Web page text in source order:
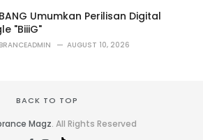
Umumkan Perilisan Digital
"BiiiG"
AUGUST 10, 2026
BACK TO TOP
Magz. All Rights Reserved